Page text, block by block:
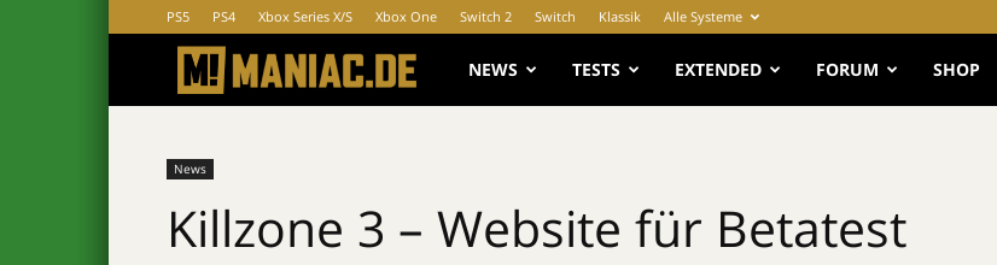
PS5 PS4 Xbox Series X/S Xbox One Switch 2 Switch Klassik Alle Systeme
MANIAC.de
NEWS TESTS EXTENDED FORUM SHOP
News
Killzone 3 – Website für Betatest